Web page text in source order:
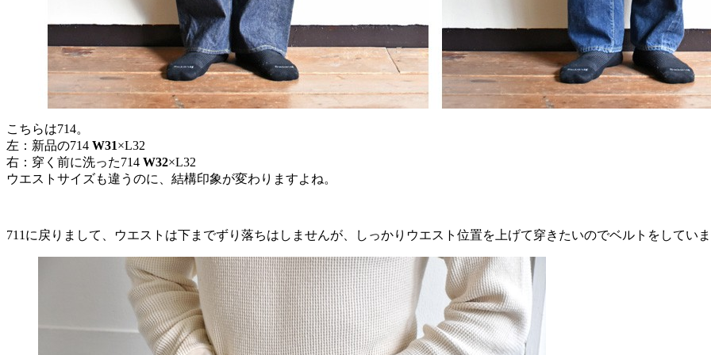
こちらは714。
左：新品の714 W31×L32
右：穿く前に洗った714 W32×L32
ウエストサイズも違うのに、結構印象が変わりますよね。
711に戻りまして、ウエストは下までずり落ちはしませんが、しっかりウエスト位置を上げて穿きたいのでベルトをしてい